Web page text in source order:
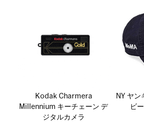
Kodak Charmera
Millennium キーチェーン デ
ジタルカメラ
NY ヤン
ビ